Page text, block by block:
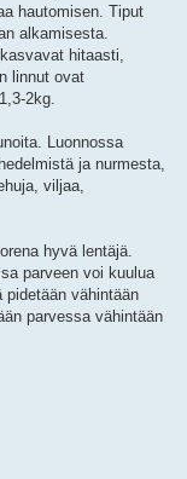
hautomisen. Tiput
alkamisesta.
hitaasti,
linnut ovat
2kg.
Luonnossa
ja nurmesta,
viljaa,
hyvä lentäjä.
parveen voi kuulua
vähintään
parvessa vähintään